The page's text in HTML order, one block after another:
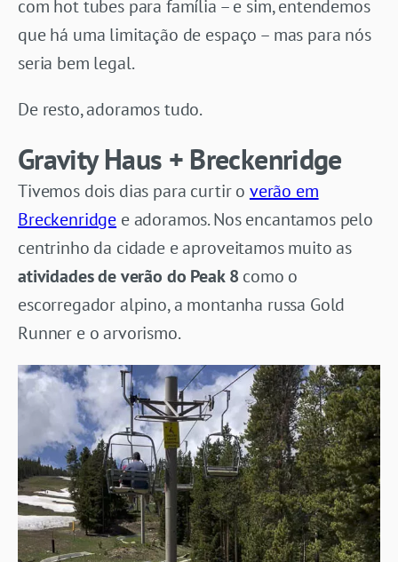
com hot tubes para família – e sim, entendemos
que há uma limitação de espaço – mas para nós
seria bem legal.
De resto, adoramos tudo.
Gravity Haus + Breckenridge
Tivemos dois dias para curtir o verão em
Breckenridge e adoramos. Nos encantamos pelo
centrinho da cidade e aproveitamos muito as
atividades de verão do Peak 8 como o
escorregador alpino, a montanha russa Gold
Runner e o arvorismo.